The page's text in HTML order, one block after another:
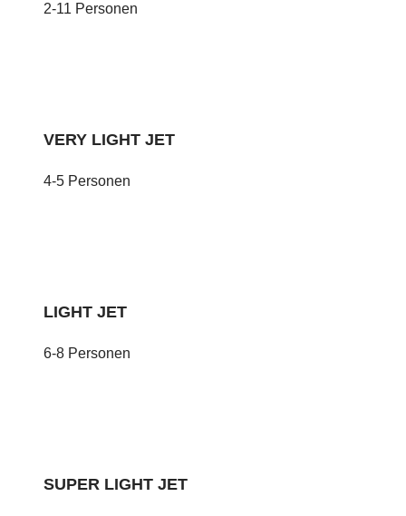
2-11 Personen
VERY LIGHT JET
4-5 Personen
LIGHT JET
6-8 Personen
SUPER LIGHT JET